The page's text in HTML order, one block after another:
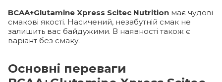
BCAA+Glutamine Xpress Scitec Nutrition має чудові
смакові якості. Насичений, незабутній смак не
залишить вас байдужими. В наявності також є
варіант без смаку.
Основні переваги